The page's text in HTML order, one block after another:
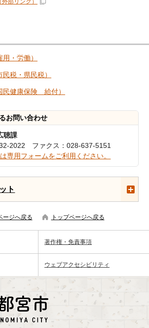
・労働）
税・県民税）
民健康保険 給付）
お問い合わせ
聴課
2022 ファクス：028-637-5151
専用フォームをご利用ください。
ト
ージへ戻る トップページへ戻る
著作権・免責事項
ウェブアクセシビリティ